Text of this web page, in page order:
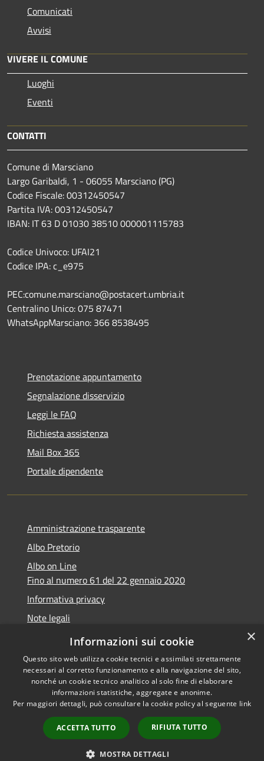
Comunicati
Avvisi
VIVERE IL COMUNE
Luoghi
Eventi
CONTATTI
Comune di Marsciano
Largo Garibaldi, 1 - 06055 Marsciano (PG)
Codice Fiscale: 00312450547
Partita IVA: 00312450547
IBAN: IT 63 D 01030 38510 000001115783
Codice Univoco: UFAI21
Codice IPA: c_e975
PEC:comune.marsciano@postacert.umbria.it
Centralino Unico: 075 87471
WhatsAppMarsciano: 366 8538495
Prenotazione appuntamento
Segnalazione disservizio
Leggi le FAQ
Richiesta assistenza
Mail Box 365
Portale dipendente
Amministrazione trasparente
Albo Pretorio
Albo on Line
Fino al numero 61 del 22 gennaio 2020
Informativa privacy
Note legali
Dichiarazione di accessibilità
Accessibilità
Copyright © 2026 • Comune di
Marsciano • Powered by
Municipium•
Accesso
redazione
×
Informazioni sui cookie
Questo sito web utilizza cookie tecnici e assimilati strettamente
necessari al corretto funzionamento e alla navigazione del sito,
nonché un cookie tecnico analitico al solo fine di elaborare
informazioni statistiche, aggregate e anonime.
Per maggiori dettagli, può consultare la cookie policy al seguente link
ACCETTA TUTTO RIFIUTA TUTTO
MOSTRA DETTAGLI